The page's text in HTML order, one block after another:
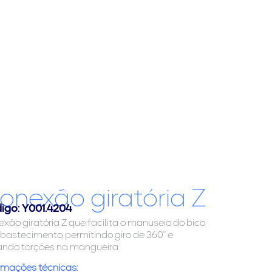
giratória Z
Y001.4204
giratória Z que facilita o manuseio do bico
permitindo giro de 360° e
torções na mangueira
técnicas: